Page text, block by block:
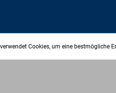
Cookies, um eine bestmögliche